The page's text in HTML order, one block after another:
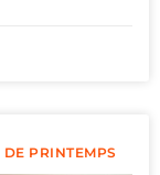
DE PRINTEMPS